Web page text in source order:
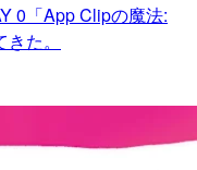
0「App Clipの魔法:
た。